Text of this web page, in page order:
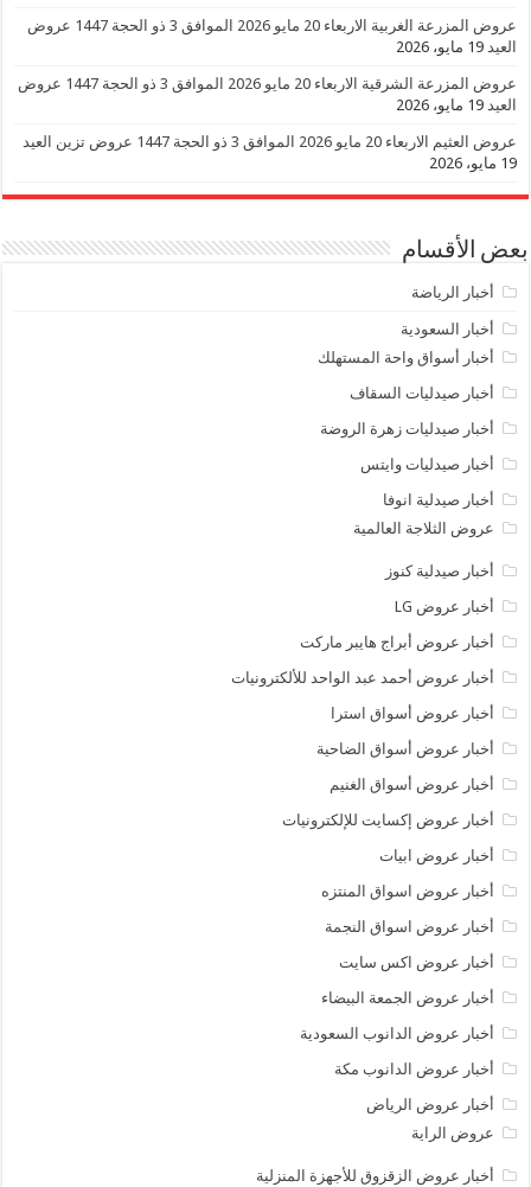
عروض المزرعة الغربية الاربعاء 20 مايو 2026 الموافق 3 ذو الحجة 1447 عروض
العيد 19 مايو، 2026
عروض المزرعة الشرقية الاربعاء 20 مايو 2026 الموافق 3 ذو الحجة 1447 عروض
العيد 19 مايو، 2026
عروض العثيم الاربعاء 20 مايو 2026 الموافق 3 ذو الحجة 1447 عروض تزين العيد
19 مايو، 2026
بعض الأقسام
أخبار الرياضة
أخبار السعودية
أخبار أسواق واحة المستهلك
أخبار صيدليات السقاف
أخبار صيدليات زهرة الروضة
أخبار صيدليات وايتس
أخبار صيدلية انوفا
عروض الثلاجة العالمية
أخبار صيدلية كنوز
أخبار عروض LG
أخبار عروض أبراج هايبر ماركت
أخبار عروض أحمد عبد الواحد للألكترونيات
أخبار عروض أسواق استرا
أخبار عروض أسواق الضاحية
أخبار عروض أسواق الغنيم
أخبار عروض إكسايت للإلكترونيات
أخبار عروض ابيات
أخبار عروض اسواق المنتزه
أخبار عروض اسواق النجمة
أخبار عروض اكس سايت
أخبار عروض الجمعة البيضاء
أخبار عروض الدانوب السعودية
أخبار عروض الدانوب مكة
أخبار عروض الرياض
عروض الراية
أخبار عروض الزقزوق للأجهزة المنزلية